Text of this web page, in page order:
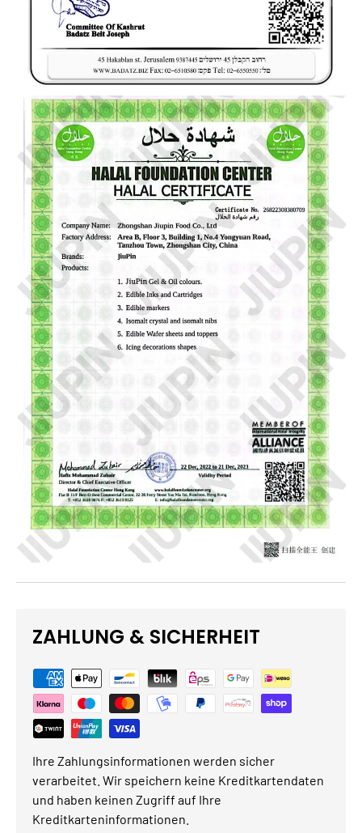
ZAHLUNG & SICHERHEIT
Ihre Zahlungsinformationen werden sicher
verarbeitet. Wir speichern keine Kreditkartendaten
und haben keinen Zugriff auf Ihre
Kreditkarteninformationen.